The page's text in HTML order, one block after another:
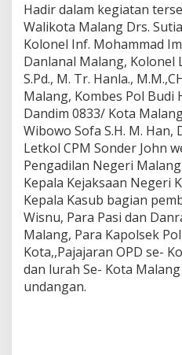
Hadir dalam kegiatan
Walikota Malang Drs.
Kolonel Inf. Mohammad
Danlanal Malang, Kolonel
S.Pd., M. Tr. Hanla.,
Malang, Kombes Pol Budi
Dandim 0833/ Kota
Wibowo Sofa S.H. M.
Letkol CPM Sonder John
Pengadilan Negeri
Kepala Kejaksaan Negeri
Kepala Kasub bagian
Wisnu, Para Pasi dan
Malang, Para Kapolsek
Kota,,Pajajaran OPD se-
dan lurah Se- Kota
undangan.